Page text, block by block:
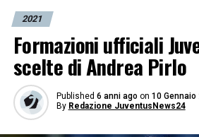
2021
Formazioni ufficiali
scelte di Andrea Pirlo
Published 6 anni ago on 10 Gennaio
By Redazione JuventusNews24